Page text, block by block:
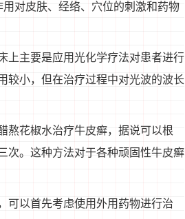
对皮肤、经络、穴位的刺激和药物
上主要是应用光化学疗法对患者进行
较小，但在治疗过程中对光波的波长
熬花椒水治疗牛皮癣，据说可以根
次。这种方法对于各种顽固性牛皮癣
可以首先考虑使用外用药物进行治